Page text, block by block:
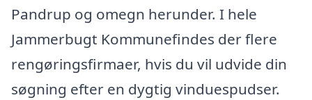
Pandrup og omegn herunder. I hele
Jammerbugt Kommunefindes der flere
rengøringsfirmaer, hvis du vil udvide din
søgning efter en dygtig vinduespudser.